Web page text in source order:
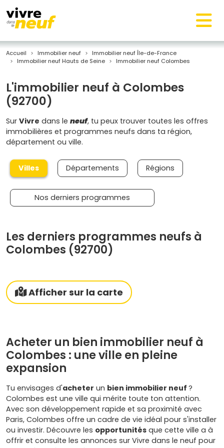
Accueil Immobilier neuf
Immobilier neuf Île-de-France
Immobilier neuf Hauts de Seine
Immobilier neuf Colombes
L'immobilier neuf à Colombes
(92700)
Sur Vivre dans le neuf, tu peux trouver toutes les offres
immobilières et programmes neufs dans ta région,
département ou ville.
Villes Départements Régions
Nos derniers programmes
Les derniers programmes neufs à
Colombes (92700)
Afficher sur la carte
Acheter un bien immobilier neuf à
Colombes : une ville en pleine
expansion
Tu envisages d'acheter un bien immobilier neuf ?
Colombes est une ville qui mérite toute ton attention.
Avec son développement rapide et sa proximité avec
Paris, Colombes offre un cadre de vie idéal pour s'installer
ou investir. Découvre les opportunités que cette ville a à
offrir et consulte les annonces sur Vivre dans le neuf pour